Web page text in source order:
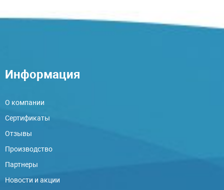
Информация
О компании
Сертификаты
Отзывы
Производство
Партнеры
Новости и акции